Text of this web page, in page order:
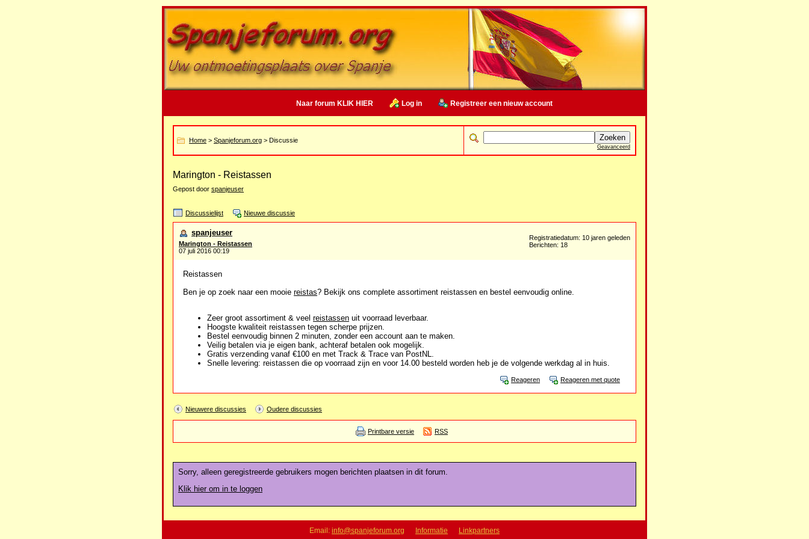
Naar forum KLIK HIER Log in Registreer een nieuw account
Home > Spanjeforum.org > Discussie
Geavanceerd
Marington - Reistassen
Gepost door spanjeuser
Discussielijst Nieuwe discussie
spanjeuser
Marington - Reistassen
07 juli 2016 00:19
Registratiedatum: 10 jaren geleden
Berichten: 18
Reistassen
Ben je op zoek naar een mooie reistas? Bekijk ons complete assortiment reistassen en bestel eenvoudig online.
Zeer groot assortiment & veel reistassen uit voorraad leverbaar.
Hoogste kwaliteit reistassen tegen scherpe prijzen.
Bestel eenvoudig binnen 2 minuten, zonder een account aan te maken.
Veilig betalen via je eigen bank, achteraf betalen ook mogelijk.
Gratis verzending vanaf €100 en met Track & Trace van PostNL.
Snelle levering: reistassen die op voorraad zijn en voor 14.00 besteld worden heb je de volgende werkdag al in huis.
Reageren Reageren met quote
Nieuwere discussies Oudere discussies
Printbare versie RSS
Sorry, alleen geregistreerde gebruikers mogen berichten plaatsen in dit forum.
Klik hier om in te loggen
Email: info@spanjeforum.org Informatie Linkpartners